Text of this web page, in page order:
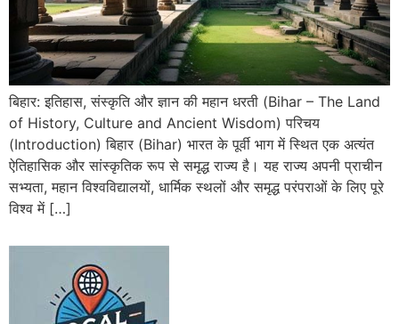
बिहार: इतिहास, संस्कृति और ज्ञान की महान धरती (Bihar – The Land
of History, Culture and Ancient Wisdom) परिचय
(Introduction) बिहार (Bihar) भारत के पूर्वी भाग में स्थित एक अत्यंत
ऐतिहासिक और सांस्कृतिक रूप से समृद्ध राज्य है। यह राज्य अपनी प्राचीन
सभ्यता, महान विश्वविद्यालयों, धार्मिक स्थलों और समृद्ध परंपराओं के लिए पूरे
विश्व में […]